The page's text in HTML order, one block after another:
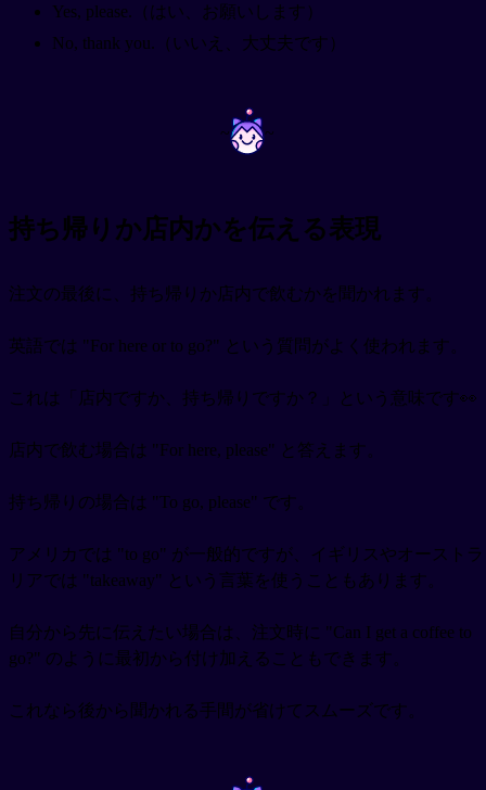
Yes, please.（はい、お願いします）
No, thank you.（いいえ、大丈夫です）
~ ~
持ち帰りか店内かを伝える表現
注文の最後に、持ち帰りか店内で飲むかを聞かれます。
英語では "For here or to go?" という質問がよく使われます。
これは「店内ですか、持ち帰りですか？」という意味です👀
店内で飲む場合は "For here, please" と答えます。
持ち帰りの場合は "To go, please" です。
アメリカでは "to go" が一般的ですが、イギリスやオーストラ
リアでは "takeaway" という言葉を使うこともあります。
自分から先に伝えたい場合は、注文時に "Can I get a coffee to
go?" のように最初から付け加えることもできます。
これなら後から聞かれる手間が省けてスムーズです。